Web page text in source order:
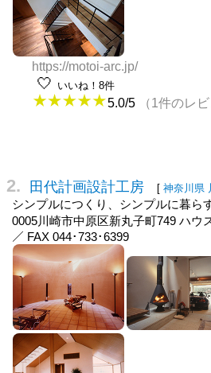
https://motoi-arc.jp/
🤍 いいね！8件
5.0/5 （1件のレビ
2. 田代計画設計工房 [神奈川県
シンプルにつくり、シンプルに暮ら
0005川崎市中原区新丸子町749 ハウ
／ FAX 044･733･6399